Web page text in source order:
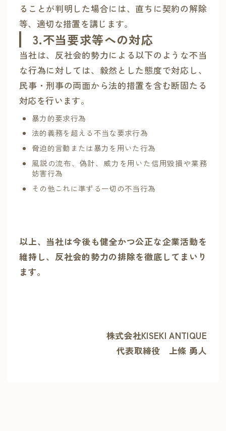
ることが判明した場合には、直ちに契約の解除
等、適切な措置を講じます。
3.不当要求等への対応
当社は、反社会的勢力による以下のような不当
な行為に対しては、毅然とした態度で対応し、
民事・刑事の両面から法的措置を含む断固たる
対応を行います。
暴力的要求行為
法的義務を超える不当な要求行為
脅迫的言動または暴力を用いた行為
風説の流布、偽計、威力を用いた信用毀損や業務
妨害行為
その他これに準ずる一切の不当行為
以上、当社は今後も健全かつ公正な企業活動を
維持し、反社会的勢力の排除を徹底してまいり
ます。
株式会社KISEKI ANTIQUE
代表取締役 上條 勇人